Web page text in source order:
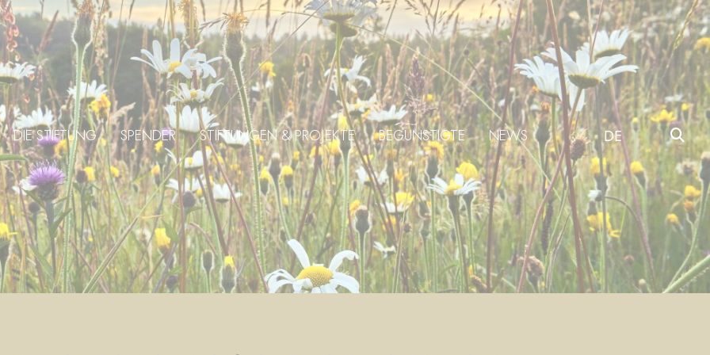
DIE STIFTUNG SPENDER STIFTUNGEN & PROJEKTE BEGÜNSTIGTE NEWS DE